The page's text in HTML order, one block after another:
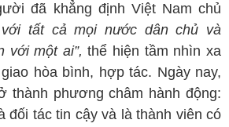
đã khẳng định Việt Nam chủ
với tất cả mọi nước dân chủ và
với một ai”, thể hiện tầm nhìn xa
hòa bình, hợp tác. Ngày nay,
thành phương châm hành động:
đối tác tin cậy và là thành viên có